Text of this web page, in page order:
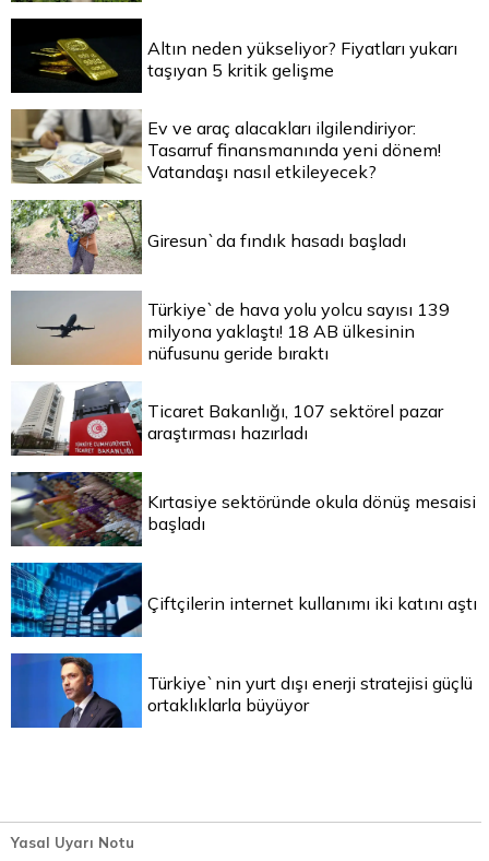
Altın neden yükseliyor? Fiyatları yukarı
taşıyan 5 kritik gelişme
Ev ve araç alacakları ilgilendiriyor:
Tasarruf finansmanında yeni dönem!
Vatandaşı nasıl etkileyecek?
Giresun`da fındık hasadı başladı
Türkiye`de hava yolu yolcu sayısı 139
milyona yaklaştı! 18 AB ülkesinin
nüfusunu geride bıraktı
Ticaret Bakanlığı, 107 sektörel pazar
araştırması hazırladı
Kırtasiye sektöründe okula dönüş mesaisi
başladı
Çiftçilerin internet kullanımı iki katını aştı
Türkiye`nin yurt dışı enerji stratejisi güçlü
ortaklıklarla büyüyor
Yasal Uyarı Notu